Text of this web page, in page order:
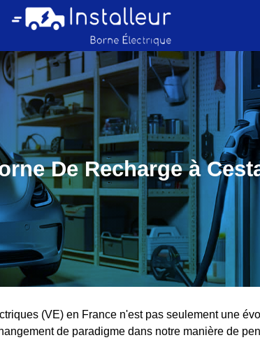
De Recharge à
(VE) en France n'est pas seulement une
de paradigme dans notre manière de